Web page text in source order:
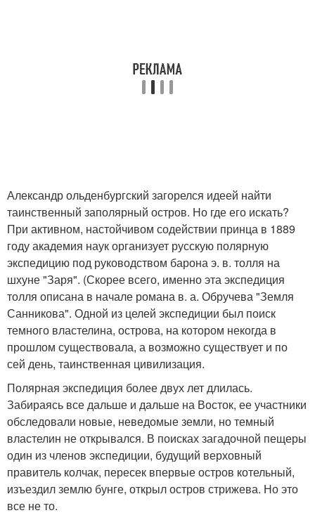
Александр ольденбургский загорелся идеей найти
таинственный заполярный остров. Но где его искать?
При активном, настойчивом содействии принца в 1889
году академия наук организует русскую полярную
экспедицию под руководством барона э. в. толля на
шхуне "Заря". (Скорее всего, именно эта экспедиция
толля описана в начале романа в. а. Обручева "Земля
Санникова". Одной из целей экспедиции был поиск
темного властелина, острова, на котором некогда в
прошлом существовала, а возможно существует и по
сей день, таинственная цивилизация.
Полярная экспедиция более двух лет длилась.
Забираясь все дальше и дальше на Восток, ее участники
обследовали новые, неведомые земли, но темный
властелин не открывался. В поисках загадочной пещеры
один из членов экспедиции, будущий верховный
правитель колчак, пересек впервые остров котельный,
изъездил землю бунге, открыл остров стрижева. Но это
все не то.